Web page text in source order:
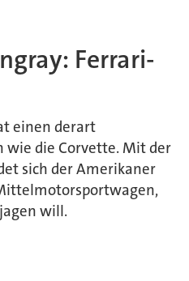
Ferrari-
einen derart
die Corvette. Mit der
sich der Amerikaner
will.